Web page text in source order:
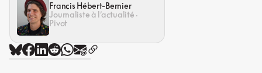
Francis Hébert-Bernier
Journaliste à l’actualité ·
Pivot